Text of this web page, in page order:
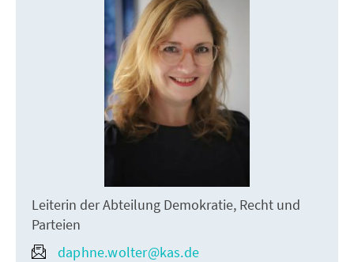
Leiterin der Abteilung Demokratie, Recht und
Parteien
daphne.wolter@kas.de